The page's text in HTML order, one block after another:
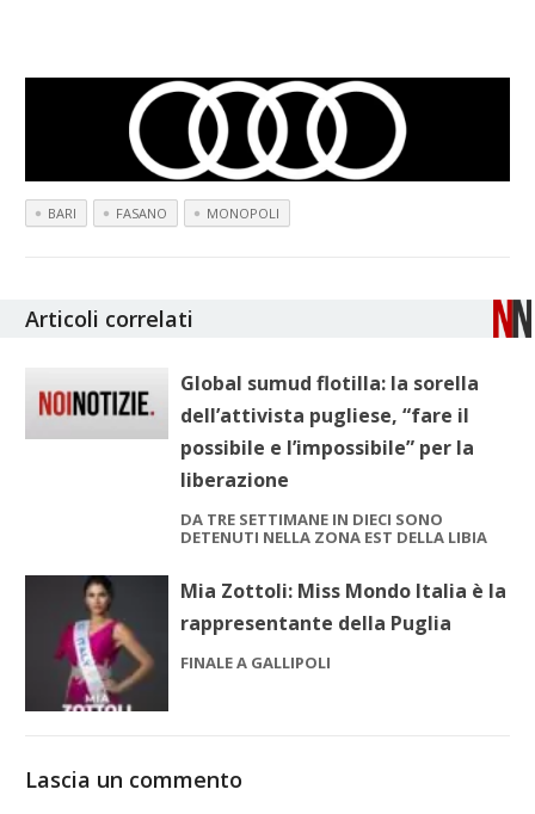
BARI FASANO MONOPOLI
Articoli correlati
Global sumud flotilla: la sorella
dell’attivista pugliese, “fare il
possibile e l’impossibile” per la
liberazione
DA TRE SETTIMANE IN DIECI SONO
DETENUTI NELLA ZONA EST DELLA LIBIA
Mia Zottoli: Miss Mondo Italia è la
rappresentante della Puglia
FINALE A GALLIPOLI
Lascia un commento